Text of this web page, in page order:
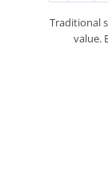
Traditional
value.